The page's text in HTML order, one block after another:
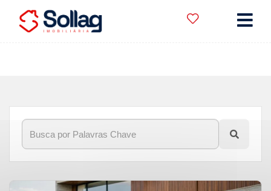
Início»Blog»preparar imóvel